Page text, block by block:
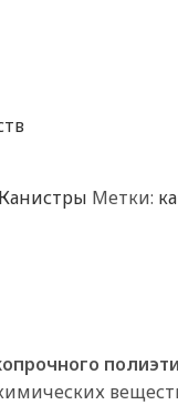
Канистры Метки: